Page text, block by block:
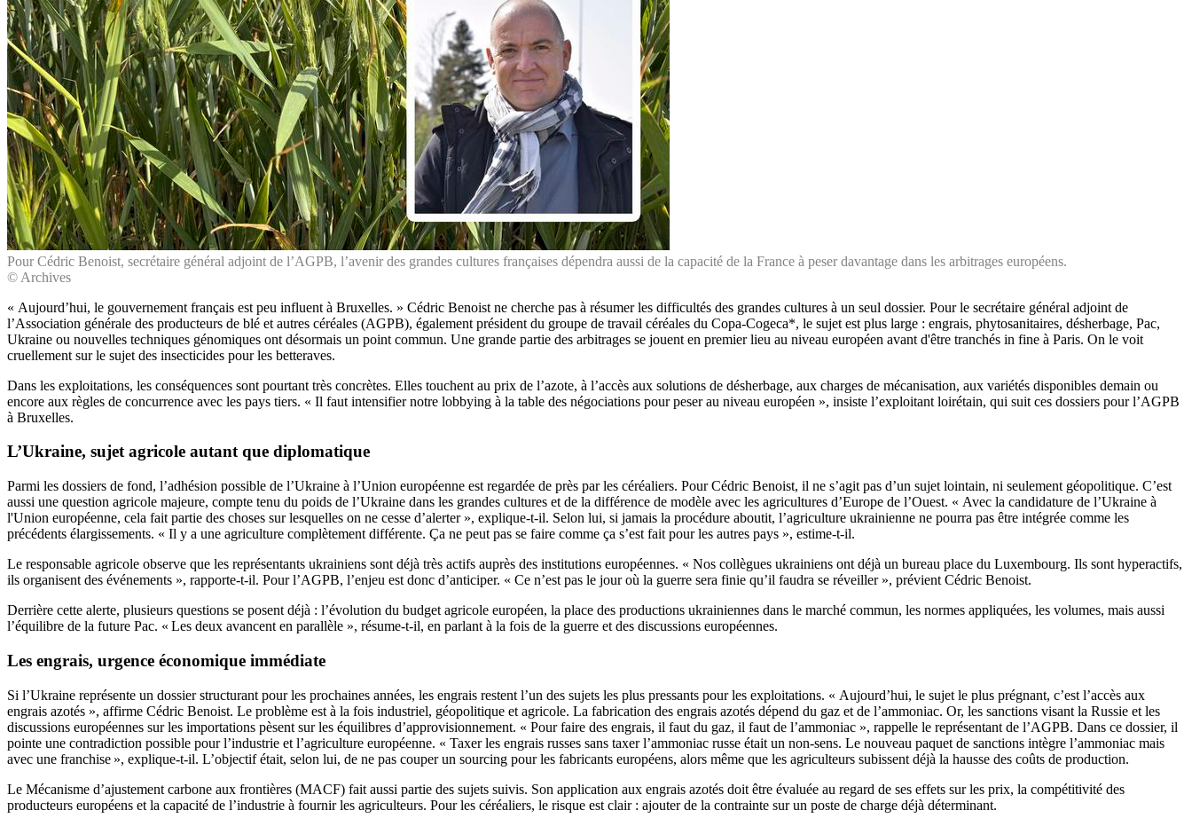
Pour Cédric Benoist, secrétaire général adjoint de l’AGPB, l’avenir des grandes cultures françaises dépendra aussi de la capacité de la France à peser davantage dans les arbitrages européens.
© Archives
« Aujourd’hui, le gouvernement français est peu influent à Bruxelles. » Cédric Benoist ne cherche pas à résumer les difficultés des grandes cultures à un seul dossier. Pour le secrétaire général adjoint de
l’Association générale des producteurs de blé et autres céréales (AGPB), également président du groupe de travail céréales du Copa-Cogeca*, le sujet est plus large : engrais, phytosanitaires, désherbage, Pac,
Ukraine ou nouvelles techniques génomiques ont désormais un point commun. Une grande partie des arbitrages se jouent en premier lieu au niveau européen avant d'être tranchés in fine à Paris. On le voit
cruellement sur le sujet des insecticides pour les betteraves.
Dans les exploitations, les conséquences sont pourtant très concrètes. Elles touchent au prix de l’azote, à l’accès aux solutions de désherbage, aux charges de mécanisation, aux variétés disponibles demain ou
encore aux règles de concurrence avec les pays tiers. « Il faut intensifier notre lobbying à la table des négociations pour peser au niveau européen », insiste l’exploitant loirétain, qui suit ces dossiers pour l’AGPB
à Bruxelles.
L’Ukraine, sujet agricole autant que diplomatique
Parmi les dossiers de fond, l’adhésion possible de l’Ukraine à l’Union européenne est regardée de près par les céréaliers. Pour Cédric Benoist, il ne s’agit pas d’un sujet lointain, ni seulement géopolitique. C’est
aussi une question agricole majeure, compte tenu du poids de l’Ukraine dans les grandes cultures et de la différence de modèle avec les agricultures d’Europe de l’Ouest. « Avec la candidature de l’Ukraine à
l'Union européenne, cela fait partie des choses sur lesquelles on ne cesse d’alerter », explique-t-il. Selon lui, si jamais la procédure aboutit, l’agriculture ukrainienne ne pourra pas être intégrée comme les
précédents élargissements. « Il y a une agriculture complètement différente. Ça ne peut pas se faire comme ça s’est fait pour les autres pays », estime-t-il.
Le responsable agricole observe que les représentants ukrainiens sont déjà très actifs auprès des institutions européennes. « Nos collègues ukrainiens ont déjà un bureau place du Luxembourg. Ils sont hyper­actifs,
ils organisent des événements », rapporte-t-il. Pour l’AGPB, l’enjeu est donc d’anticiper. « Ce n’est pas le jour où la guerre sera finie qu’il faudra se réveiller », prévient Cédric Benoist.
Derrière cette alerte, plusieurs questions se posent déjà : l’évolution du budget agricole européen, la place des productions ukrainiennes dans le marché commun, les normes appliquées, les volumes, mais aussi
l’équilibre de la future Pac. « Les deux avancent en parallèle », résume-t-il, en parlant à la fois de la guerre et des discussions européennes.
Les engrais, urgence économique immédiate
Si l’Ukraine représente un dossier structurant pour les prochaines années, les engrais restent l’un des sujets les plus pressants pour les exploitations. « Aujourd’hui, le sujet le plus prégnant, c’est l’accès aux
engrais azotés », affirme Cédric Benoist. Le problème est à la fois industriel, géopolitique et agricole. La fabrication des engrais azotés dépend du gaz et de l’ammoniac. Or, les sanctions visant la Russie et les
discussions européennes sur les importations pèsent sur les équilibres d’approvisionnement. « Pour faire des engrais, il faut du gaz, il faut de l’ammoniac », rappelle le représentant de l’AGPB. Dans ce dossier, il
pointe une contradiction possible pour l’industrie et l’agriculture européenne. « Taxer les engrais russes sans taxer l’ammoniac russe était un non-sens. Le nouveau paquet de sanctions intègre l’ammoniac mais
avec une franchise », explique-t-il. L’objectif était, selon lui, de ne pas couper un sourcing pour les fabricants européens, alors même que les agriculteurs subissent déjà la hausse des coûts de production.
Le Mécanisme d’ajustement carbone aux frontières (MACF) fait aussi partie des sujets suivis. Son application aux engrais azotés doit être évaluée au regard de ses effets sur les prix, la compétitivité des
producteurs européens et la capacité de l’industrie à fournir les agriculteurs. Pour les céréaliers, le risque est clair : ajouter de la contrainte sur un poste de charge déjà déterminant.